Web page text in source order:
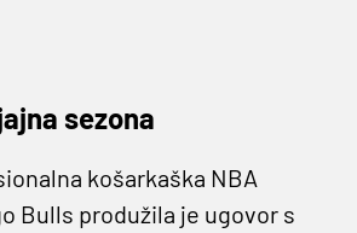
sezona
košarkaška NBA
Bulls produžila je ugovor s